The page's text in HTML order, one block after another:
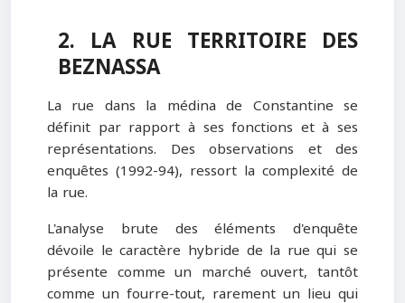
2. LA RUE TERRITOIRE DES
BEZNASSA
La rue dans la médina de Constantine se
définit par rapport à ses fonctions et à ses
représentations. Des observations et des
enquêtes (1992-94), ressort la complexité de
la rue.
L'analyse brute des éléments d'enquête
dévoile le caractère hybride de la rue qui se
présente comme un marché ouvert, tantôt
comme un fourre-tout, rarement un lieu qui